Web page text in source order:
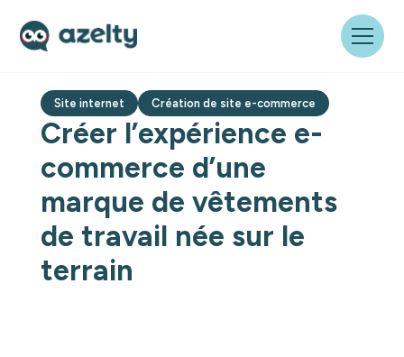
Site internet Création de site e-commerce
Créer l’expérience e-
commerce d’une
marque de vêtements
de travail née sur le
terrain